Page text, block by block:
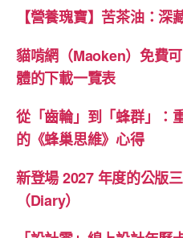
【營養瑰寶】苦茶油：深
貓啃網（Maoken）免費
體的下載一覽表
從「齒輪」到「蜂群」：
的《蜂巢思維》心得
新登場 2027 年度的公版
（Diary）